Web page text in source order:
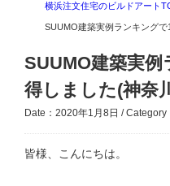
横浜注文住宅のビルドアート
SUUMO建築実例ランキング
SUUMO建築実
得しました(神奈
Date：2020年1月8日 / Category
皆様、こんにちは。